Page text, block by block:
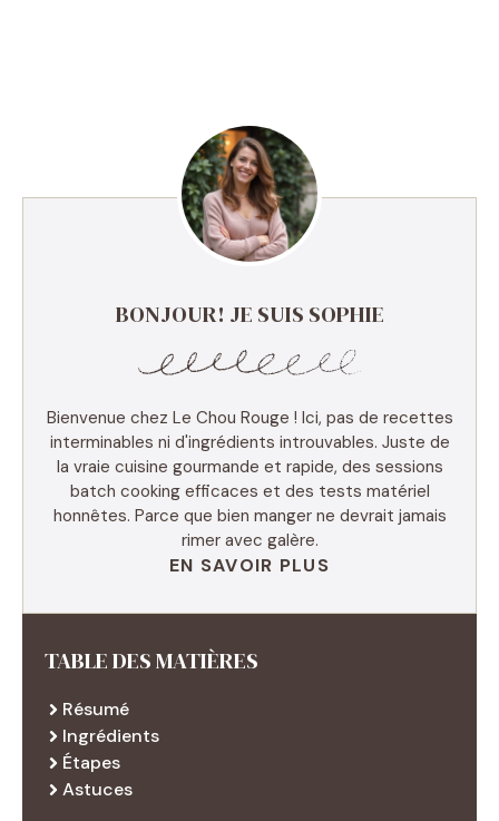
BONJOUR! JE SUIS SOPHIE
Bienvenue chez Le Chou Rouge ! Ici, pas de recettes
interminables ni d'ingrédients introuvables. Juste de
la vraie cuisine gourmande et rapide, des sessions
batch cooking efficaces et des tests matériel
honnêtes. Parce que bien manger ne devrait jamais
rimer avec galère.
EN SAVOIR PLUS
TABLE DES MATIÈRES
Résumé
Ingrédients
Étapes
Astuces